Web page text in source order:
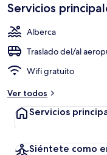
Servicios
Alberca
Traslado del/al
Wifi gratuito
Ver todos
Servicios
Siéntete como